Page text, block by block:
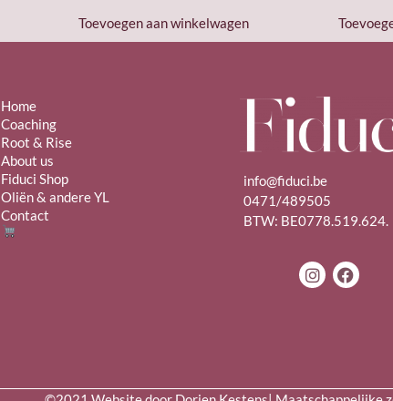
Toevoegen aan winkelwagen
Home
Coaching
Root & Rise
About us
Fiduci Shop
Oliën & andere YL
Contact
info@fiduci.be
0471/489505
BTW: BE0778.519.624.